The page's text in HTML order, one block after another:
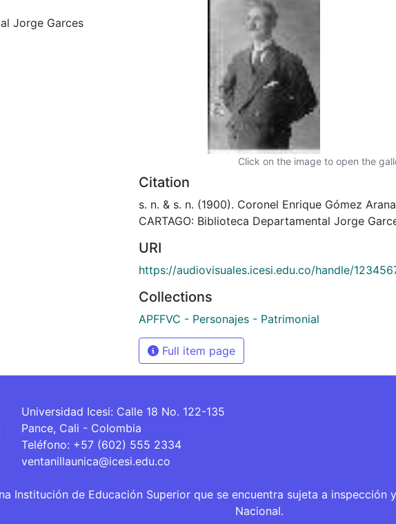
Jorge Garces
Click on the image to open the
Citation
s. n. & s. n. (1900). Coronel Enrique Gómez
CARTAGO: Biblioteca Departamental Jorge
URI
https://audiovisuales.icesi.edu.co/handle/
Collections
APFFVC - Personajes - Patrimonial
Full item page
Universidad Icesi: Calle 18 No. 122-135
Pance, Cali - Colombia
Teléfono: +57 (602) 555 2334
ventanillaunica@icesi.edu.co
Institución de Educación Superior que se encuentra sujeta a inspección
Nacional.